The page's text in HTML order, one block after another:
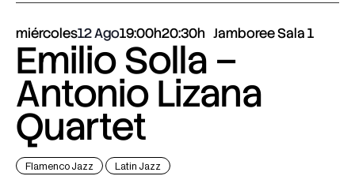
miércoles12 Ago19:00h20:30h Jamboree Sala 1
Emilio Solla –
Antonio Lizana
Quartet
Flamenco Jazz Latin Jazz